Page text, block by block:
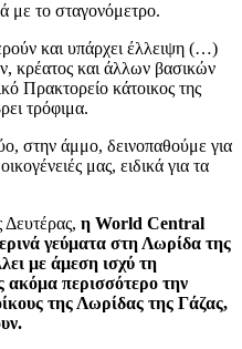
με το σταγονόμετρο.
και υπάρχει έλλειψη (…)
κρέατος και άλλων βασικών
Πρακτορείο κάτοικος της
τρόφιμα.
στην άμμο, δεινοπαθούμε για
μας, ειδικά για τα
η World Central
γεύματα στη Λωρίδα της
με άμεση ισχύ τη
ακόμα περισσότερο την
της Λωρίδας της Γάζας,